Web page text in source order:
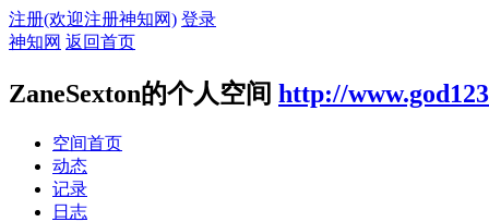
注册(欢迎注册神知网) 登录
神知网 返回首页
ZaneSexton的个人空间 http://
空间首页
动态
记录
日志